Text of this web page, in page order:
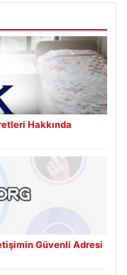
Hakkında
Güvenli Adresi